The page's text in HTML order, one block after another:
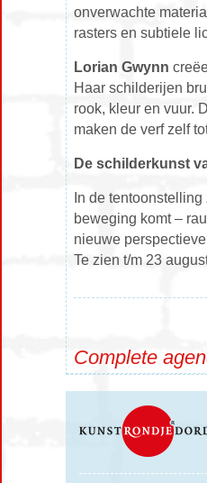
onverwachte
rasters en subtiele
Lorian Gwynn
Haar schilderijen
rook, kleur en vuur.
maken de verf zelf
De schilderkunst
In de
beweging komt –
nieuwe
Te zien t/m 23
Complete